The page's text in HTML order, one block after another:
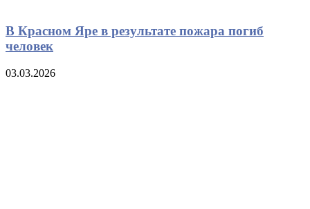
В Красном Яре в результате пожара погиб
человек
03.03.2026